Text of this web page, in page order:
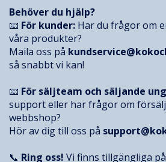
Behöver du hjälp?
📧 För kunder: Har du frågor om
våra produkter?
Maila oss på
så snabbt vi kan!
📧 För säljteam och säljande
support eller har frågor om
webbshop?
Hör av dig till oss på
📞 Ring oss! Vi finns tillgängliga